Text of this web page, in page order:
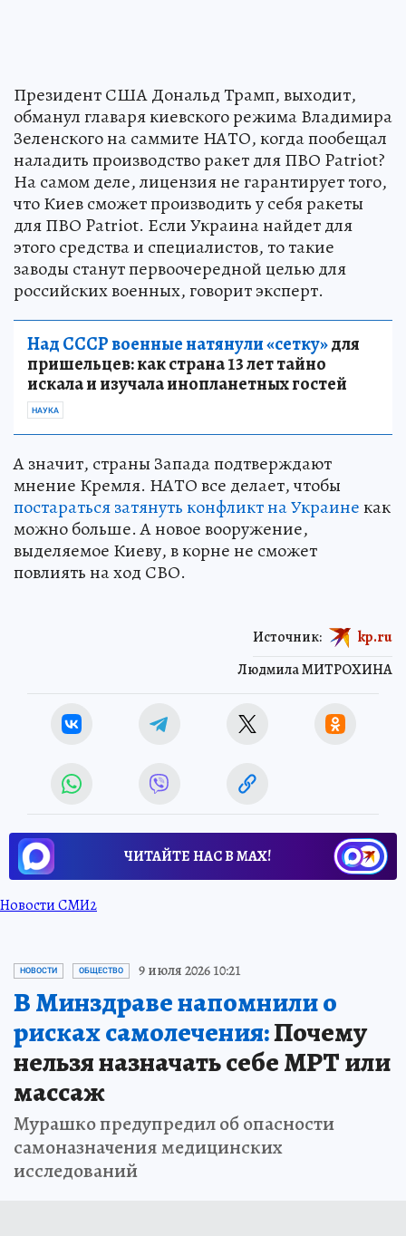
Президент США Дональд Трамп, выходит,
обманул главаря киевского режима Владимира
Зеленского на саммите НАТО, когда пообещал
наладить производство ракет для ПВО Patriot?
На самом деле, лицензия не гарантирует того,
что Киев сможет производить у себя ракеты
для ПВО Patriot. Если Украина найдет для
этого средства и специалистов, то такие
заводы станут первоочередной целью для
российских военных, говорит эксперт.
Над СССР военные натянули «сетку»для
пришельцев: как страна 13 лет тайно
искала и изучала инопланетных гостей
НАУКА
А значит, страны Запада подтверждают
мнение Кремля. НАТО все делает, чтобы
постараться затянуть конфликт на Украинекак
можно больше. А новое вооружение,
выделяемое Киеву, в корне не сможет
повлиять на ход СВО.
Людмила МИТРОХИНА
Источник: kp.ru
ЧИТАЙТЕ НАС В МАХ!
Новости СМИ2
НОВОСТИ ОБЩЕСТВО 9 июля 2026 10:21
В Минздраве напомнили о
рисках самолечения:Почему
нельзя назначать себе МРТ или
массаж
Мурашко предупредил об опасности
самоназначения медицинских
исследований